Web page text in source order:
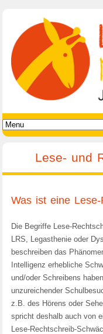
Lese- und
Was ist eine
Die Begriffe Lese-
LRS, Legasthenie oder
beschreiben das
Intelligenz erhebliche
und/oder Schreibens
unzureichender
z.B. des Hörens oder
spricht deshalb auch von
Lese-Rechtschreib-